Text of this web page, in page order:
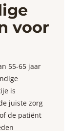
voor
55-65 jaar
is
juiste zorg
de patiënt